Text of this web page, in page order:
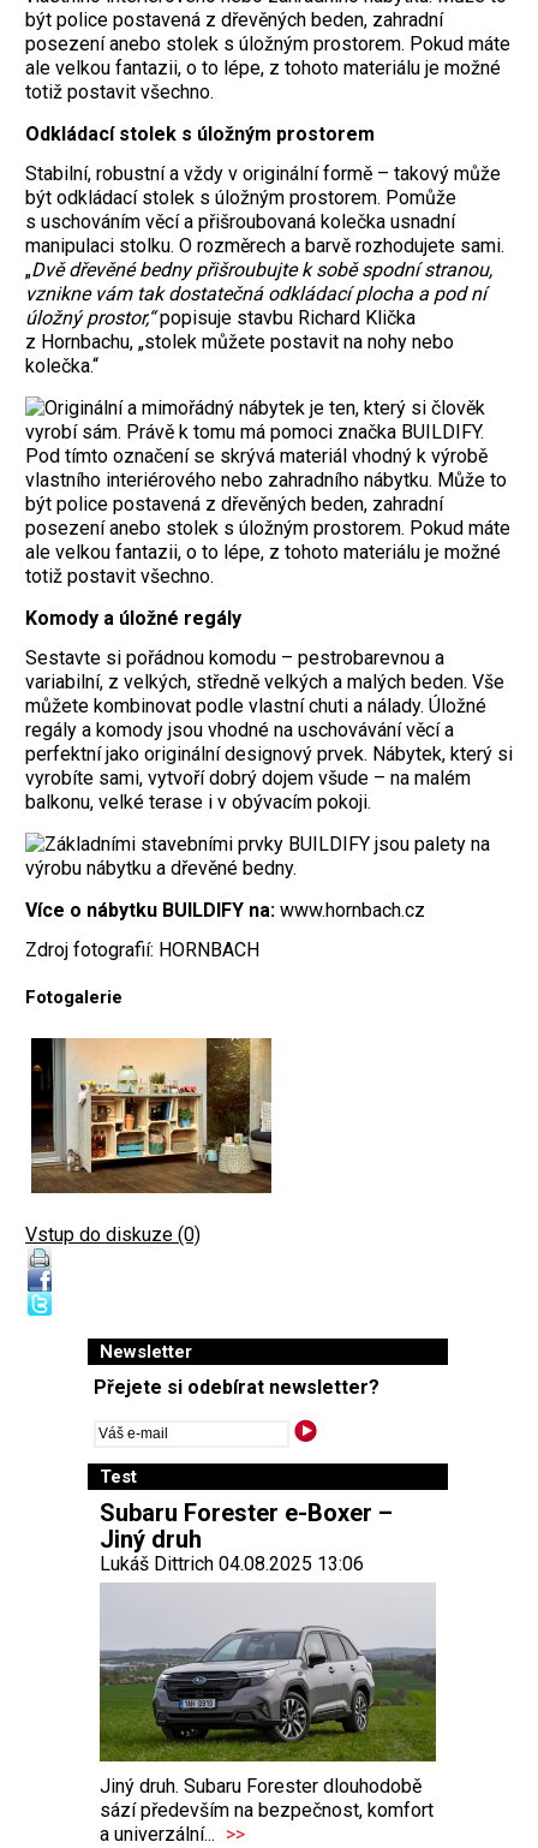
Odkládací stolek s úložným prostorem
Stabilní, robustní a vždy v originální formě – takový může
být odkládací stolek s úložným prostorem. Pomůže
s uschováním věcí a přišroubovaná kolečka usnadní
manipulaci stolku. O rozměrech a barvě rozhodujete sami.
„Dvě dřevěné bedny přišroubujte k sobě spodní stranou,
vznikne vám tak dostatečná odkládací plocha a pod ní
úložný prostor,“popisuje stavbu Richard Klička
z Hornbachu, „stolek můžete postavit na nohy nebo
kolečka.“
Komody a úložné regály
Sestavte si pořádnou komodu – pestrobarevnou a
variabilní, z velkých, středně velkých a malých beden. Vše
můžete kombinovat podle vlastní chuti a nálady. Úložné
regály a komody jsou vhodné na uschovávání věcí a
perfektní jako originální designový prvek. Nábytek, který si
vyrobíte sami, vytvoří dobrý dojem všude – na malém
balkonu, velké terase i v obývacím pokoji.
Více o nábytku BUILDIFY na: www.hornbach.cz
Zdroj fotografií: HORNBACH
Fotogalerie
Vstup do diskuze (0)
Newsletter
Přejete si odebírat newsletter?
Test
Subaru Forester e-Boxer –
Jiný druh
Lukáš Dittrich 04.08.2025 13:06
Jiný druh. Subaru Forester dlouhodobě
sází především na bezpečnost, komfort
a univerzální... >>